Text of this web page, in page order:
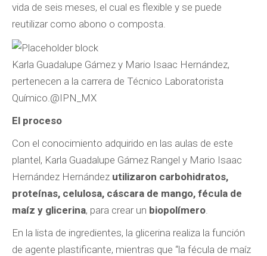
vida de seis meses, el cual es flexible y se puede
reutilizar como abono o composta.
Karla Guadalupe Gámez y Mario Isaac Hernández,
pertenecen a la carrera de Técnico Laboratorista
Químico. @IPN_MX
El proceso
Con el conocimiento adquirido en las aulas de este
plantel, Karla Guadalupe Gámez Rangel y Mario Isaac
Hernández Hernández utilizaron carbohidratos,
proteínas, celulosa, cáscara de mango, fécula de
maíz y glicerina, para crear un biopolímero
En la lista de ingredientes, la glicerina realiza la función
de agente plastificante, mientras que “la fécula de maíz